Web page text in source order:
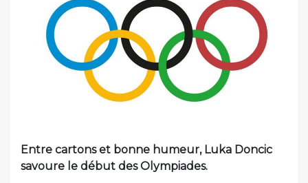
Entre cartons et bonne humeur, Luka Doncic
savoure le début des Olympiades.